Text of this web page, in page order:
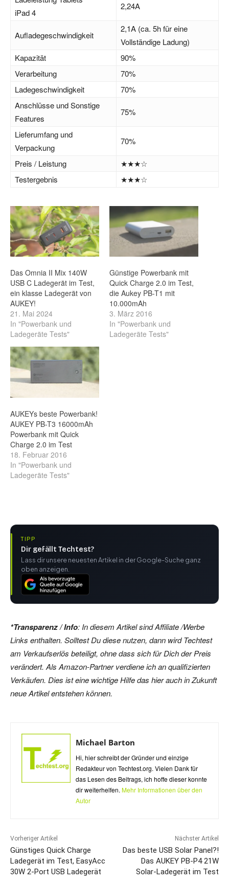
iPad 4
2,24A
Aufladegeschwindigkeit
2,1A (ca. 5h für eine
Vollständige Ladung)
Kapazität
90%
Verarbeitung
70%
Ladegeschwindigkeit
70%
Anschlüsse und Sonstige
Features
75%
Lieferumfang und
Verpackung
70%
Preis / Leistung
★★★☆
Testergebnis
★★★☆
Das Omnia II Mix 140W
USB C Ladegerät im Test,
ein klasse Ladegerät von
AUKEY!
21. Mai 2024
In "Powerbank und
Ladegeräte Tests"
Günstige Powerbank mit
Quick Charge 2.0 im Test,
die Aukey PB-T1 mit
10.000mAh
3. März 2016
In "Powerbank und
Ladegeräte Tests"
AUKEYs beste Powerbank!
AUKEY PB-T3 16000mAh
Powerbank mit Quick
Charge 2.0 im Test
18. Februar 2016
In "Powerbank und
Ladegeräte Tests"
TIPP
Dir gefällt Techtest?
Lass dir unsere neuesten Artikel in der Google-Suche ganz
oben anzeigen.
*Transparenz / Info: In diesem Artikel sind Affiliate /Werbe
Links enthalten. Solltest Du diese nutzen, dann wird Techtest
am Verkaufserlös beteiligt, ohne dass sich für Dich der Preis
verändert. Als Amazon-Partner verdiene ich an qualifizierten
Verkäufen. Dies ist eine wichtige Hilfe das hier auch in Zukunft
neue Artikel entstehen können.
Michael Barton
Hi, hier schreibt der Gründer und einzige
Redakteur von Techtest.org. Vielen Dank für
das Lesen des Beitrags, ich hoffe dieser konnte
dir weiterhelfen. Mehr Informationen über den
Autor
Vorheriger Artikel
Günstiges Quick Charge
Ladegerät im Test, EasyAcc
30W 2-Port USB Ladegerät
Nächster Artikel
Das beste USB Solar Panel?!
Das AUKEY PB-P4 21W
Solar-Ladegerät im Test